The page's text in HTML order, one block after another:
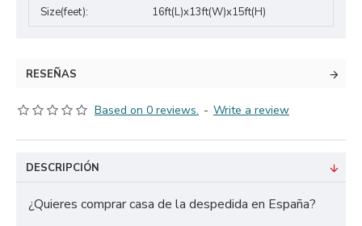
Size(feet):
16ft(L)x13ft(W)x15ft(H)
RESEÑAS
Based on 0 reviews. - Write a review
DESCRIPCIÓN
¿Quieres comprar casa de la despedida en España?